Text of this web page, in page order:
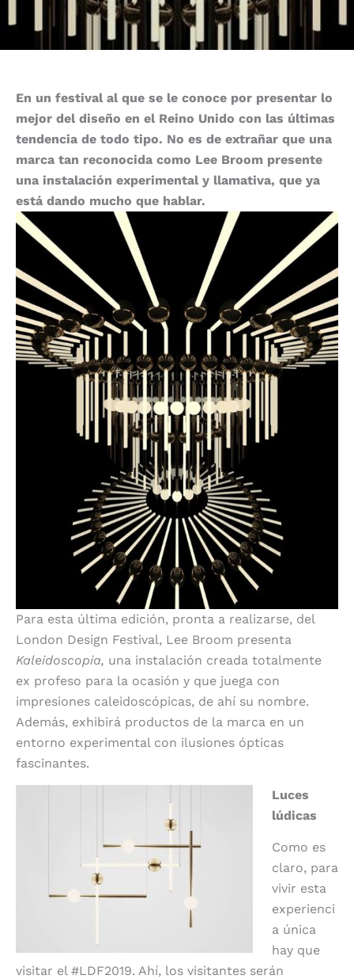
En un festival al que se le conoce por presentar lo
mejor del diseño en el Reino Unido con las últimas
tendencia de todo tipo. No es de extrañar que una
marca tan reconocida como Lee Broom presente
una instalación experimental y llamativa, que ya
está dando mucho que hablar.
Para esta última edición, pronta a realizarse, del
London Design Festival, Lee Broom presenta
Kaleidoscopia, una instalación creada totalmente
ex profeso para la ocasión y que juega con
impresiones caleidoscópicas, de ahí su nombre.
Además, exhibirá productos de la marca en un
entorno experimental con ilusiones ópticas
fascinantes.
Luces
lúdicas
Como es
claro, para
vivir esta
experienci
a única
hay que
visitar el #LDF2019. Ahí, los visitantes serán